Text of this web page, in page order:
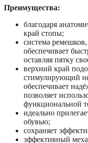
Преимущества:
благодаря
край стопы;
система
обеспечивает
оставляя пятку
верхний край
стимулирующий
обеспечивает
позволяет
функциональной
идеально
обувью;
сохраняет
эффективный